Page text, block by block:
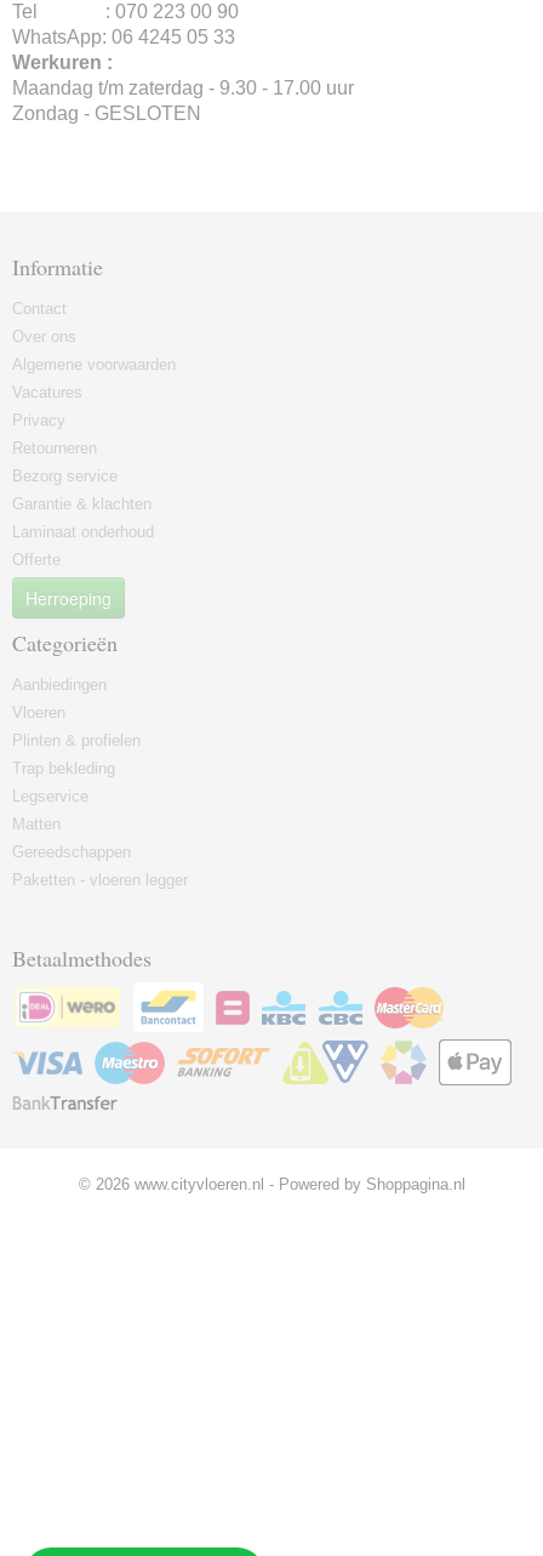
Tel : 070 223 00 90
WhatsApp: 06 4245 05 33
Werkuren :
Maandag t/m zaterdag - 9.30 - 17.00 uur
Zondag - GESLOTEN
Informatie
Contact
Over ons
Algemene voorwaarden
Vacatures
Privacy
Retourneren
Bezorg service
Garantie & klachten
Laminaat onderhoud
Offerte
Herroeping
Categorieën
Aanbiedingen
Vloeren
Plinten & profielen
Trap bekleding
Legservice
Matten
Gereedschappen
Paketten - vloeren legger
Betaalmethodes
© 2026 www.cityvloeren.nl - Powered by Shoppagina.nl